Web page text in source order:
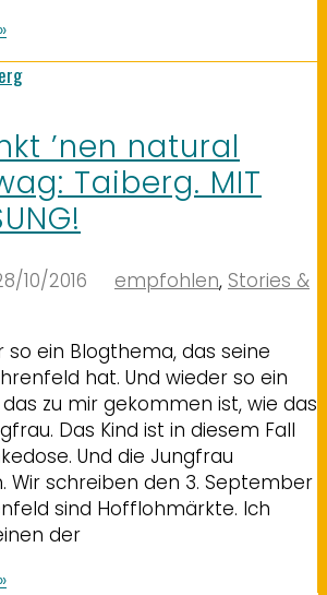
’nen natural
Taiberg. MIT
10/2016 empfohlen, Stories &
so ein Blogthema, das seine
hat. Und wieder so ein
zu mir gekommen ist, wie das
Das Kind ist in diesem Fall
Und die Jungfrau
Wir schreiben den 3. September
sind Hofflohmärkte. Ich
der